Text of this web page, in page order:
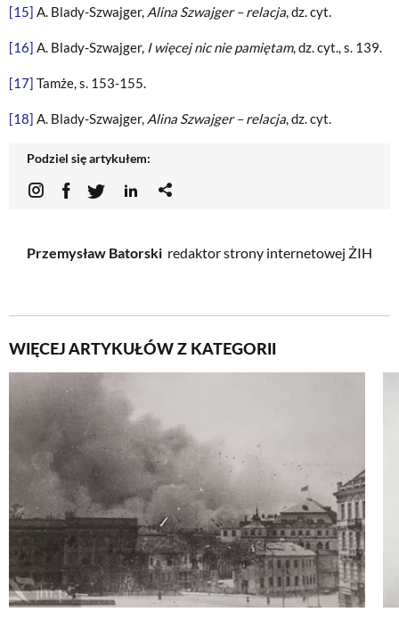
[15] A. Blady-Szwajger, Alina Szwajger – relacja, dz. cyt.
[16] A. Blady-Szwajger, I więcej nic nie pamiętam, dz. cyt., s. 139.
[17] Tamże, s. 153-155.
[18] A. Blady-Szwajger, Alina Szwajger – relacja, dz. cyt.
Podziel się artykułem:
Przemysław Batorski redaktor strony internetowej ŻIH
WIĘCEJ ARTYKUŁÓW Z KATEGORII